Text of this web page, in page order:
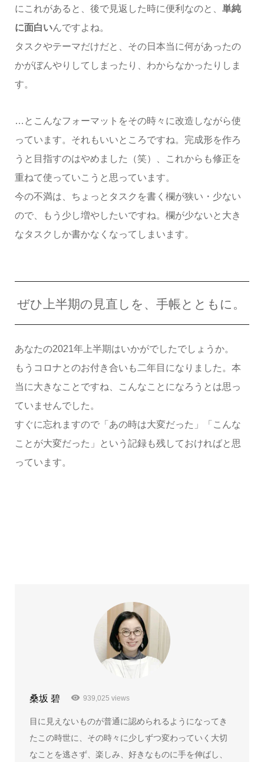
にこれがあると、後で見返した時に便利なのと、 単純
に面白いんですよね。
タスクやテーマだけだと、その日本当に何があったの
かがぼんやりしてしまったり、わからなかったりしま
す。
…とこんなフォーマットをその時々に改造しながら使
っています。それもいいところですね。完成形を作ろ
うと目指すのはやめました（笑）、これからも修正を
重ねて使っていこうと思っています。
今の不満は、ちょっとタスクを書く欄が狭い・少ない
ので、もう少し増やしたいですね。欄が少ないと大き
なタスクしか書かなくなってしまいます。
ぜひ上半期の見直しを、手帳とともに。
あなたの2021年上半期はいかがでしたでしょうか。
もうコロナとのお付き合いも二年目になりました。本
当に大きなことですね、こんなことになろうとは思っ
ていませんでした。
すぐに忘れますので「あの時は大変だった」「こんな
ことが大変だった」という記録も残しておければと思
っています。
桑坂 碧 939,025 views
目に見えないものが普通に認められるようになってき
たこの時世に、その時々に少しずつ変わっていく大切
なことを逃さず、楽しみ、好きなものに手を伸ばし、